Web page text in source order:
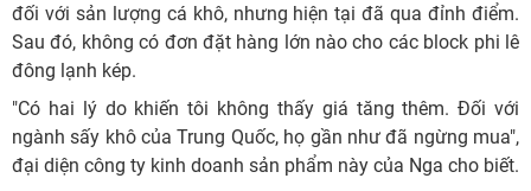
đối với sản lượng cá khô, nhưng hiện tại đã qua đỉnh điểm.
Sau đó, không có đơn đặt hàng lớn nào cho các block phi lê
đông lạnh kép.
"Có hai lý do khiến tôi không thấy giá tăng thêm. Đối với
ngành sấy khô của Trung Quốc, họ gần như đã ngừng mua",
đại diện công ty kinh doanh sản phẩm này của Nga cho biết.